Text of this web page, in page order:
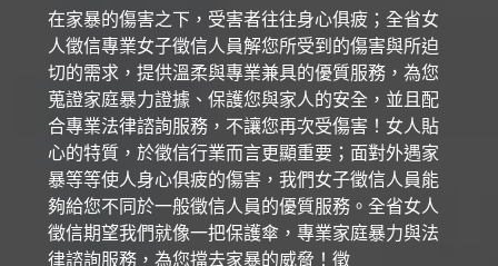
在家暴的傷害之下，受害者往往身心俱疲；全省女
人徵信專業女子徵信人員解您所受到的傷害與所迫
切的需求，提供溫柔與專業兼具的優質服務，為您
蒐證家庭暴力證據、保護您與家人的安全，並且配
合專業法律諮詢服務，不讓您再次受傷害！女人貼
心的特質，於徵信行業而言更顯重要；面對外遇家
暴等等使人身心俱疲的傷害，我們女子徵信人員能
夠給您不同於一般徵信人員的優質服務。全省女人
徵信期望我們就像一把保護傘，專業家庭暴力與法
律諮詢服務，為您擋去家暴的威脅！徵